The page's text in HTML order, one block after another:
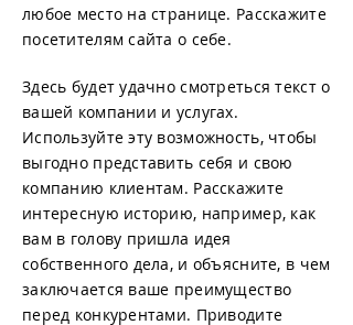
любое место на странице. Расскажите
посетителям сайта о себе.
Здесь будет удачно смотреться текст о
вашей компании и услугах.
Используйте эту возможность, чтобы
выгодно представить себя и свою
компанию клиентам. Расскажите
интересную историю, например, как
вам в голову пришла идея
собственного дела, и объясните, в чем
заключается ваше преимущество
перед конкурентами. Приводите